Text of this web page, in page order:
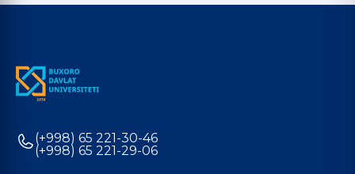
(+998) 65 221-30-46
(+998) 65 221-29-06